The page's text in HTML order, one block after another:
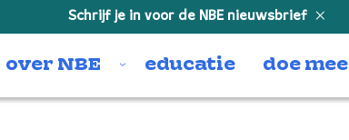
Schrijf je in voor de NBE nieuwsbrief
over NBE educatie doe mee